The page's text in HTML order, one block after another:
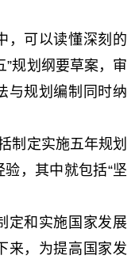
可以读懂深刻的
”规划纲要草案，审
与规划编制同时纳
定实施五年规划
，其中就包括“坚
和实施国家发展
来，为提高国家发